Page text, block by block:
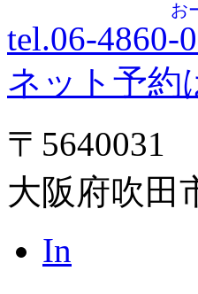
tel.06-4860-
お
ネット予約
〒5640031
大阪府吹田
In